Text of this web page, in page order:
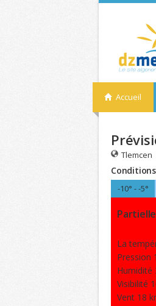
Accueil
Tlemcen
-10° - -5°
La
Pression
Humidité
Visibilité
Vent 18